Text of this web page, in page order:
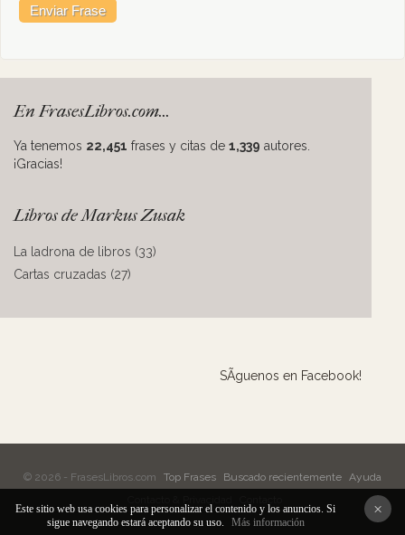
En FrasesLibros.com...
Ya tenemos 22,451 frases y citas de 1,339 autores.
¡Gracias!
Libros de Markus Zusak
La ladrona de libros (33)
Cartas cruzadas (27)
SÃ­guenos en Facebook!
© 2026 - FrasesLibros.com Top Frases Buscado recientemente Ayuda
×
Este sitio web usa cookies para personalizar el contenido y los anuncios. Si
sigue navegando estará aceptando su uso.
Más información